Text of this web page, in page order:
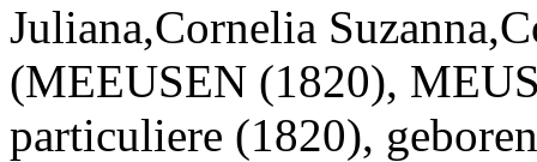
Juliana,Cornelia
(MEEUSEN (1820),
particuliere (1820),